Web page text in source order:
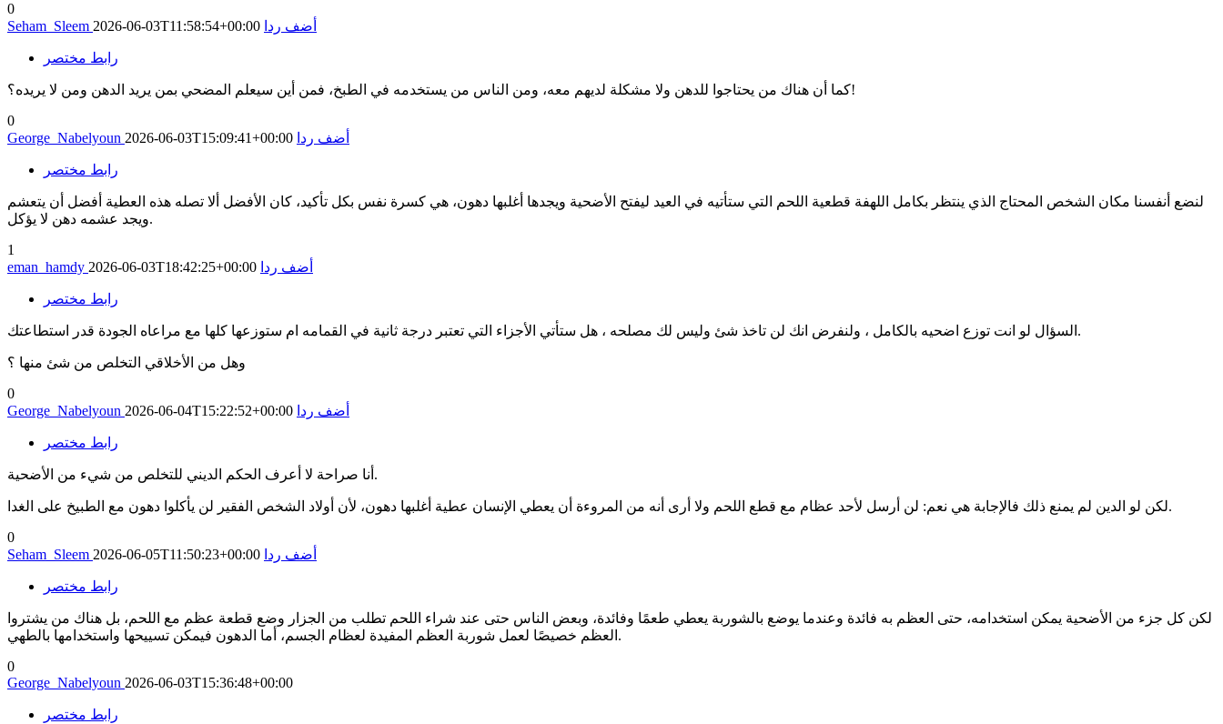
0
Seham_Sleem 2026-06-03T11:58:54+00:00 أضف ردا
رابط مختصر
كما أن هناك من يحتاجوا للدهن ولا مشكلة لديهم معه، ومن الناس من يستخدمه في الطبخ، فمن أين سيعلم المضحي بمن يريد الدهن ومن لا يريده؟!
0
George_Nabelyoun 2026-06-03T15:09:41+00:00 أضف ردا
رابط مختصر
لنضع أنفسنا مكان الشخص المحتاج الذي ينتظر بكامل اللهفة قطعية اللحم التي ستأتيه في العيد ليفتح الأضحية ويجدها أغلبها دهون، هي كسرة نفس بكل تأكيد، كان الأفضل ألا تصله هذه العطية أفضل أن يتعشم
ويجد عشمه دهن لا يؤكل.
1
eman_hamdy 2026-06-03T18:42:25+00:00 أضف ردا
رابط مختصر
السؤال لو انت توزع اضحيه بالكامل ، ولنفرض انك لن تاخذ شئ وليس لك مصلحه ، هل ستأتي الأجزاء التي تعتبر درجة ثانية في القمامه ام ستوزعها كلها مع مراعاه الجودة قدر استطاعتك.
وهل من الأخلاقي التخلص من شئ منها ؟
0
George_Nabelyoun 2026-06-04T15:22:52+00:00 أضف ردا
رابط مختصر
أنا صراحة لا أعرف الحكم الديني للتخلص من شيء من الأضحية.
لكن لو الدين لم يمنع ذلك فالإجابة هي نعم: لن أرسل لأحد عظام مع قطع اللحم ولا أرى أنه من المروءة أن يعطي الإنسان عطية أغلبها دهون، لأن أولاد الشخص الفقير لن يأكلوا دهون مع الطبيخ على الغدا.
0
Seham_Sleem 2026-06-05T11:50:23+00:00 أضف ردا
رابط مختصر
لكن كل جزء من الأضحية يمكن استخدامه، حتى العظم به فائدة وعندما يوضع بالشوربة يعطي طعمًا وفائدة، وبعض الناس حتى عند شراء اللحم تطلب من الجزار وضع قطعة عظم مع اللحم، بل هناك من يشتروا
العظم خصيصًا لعمل شوربة العظم المفيدة لعظام الجسم، أما الدهون فيمكن تسييحها واستخدامها بالطهي.
0
George_Nabelyoun 2026-06-03T15:36:48+00:00
رابط مختصر